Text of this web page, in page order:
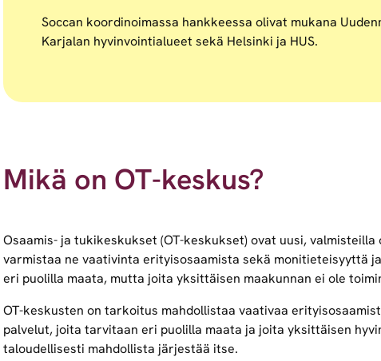
Soccan koordinoimassa hankkeessa olivat mukana
Karjalan hyvinvointialueet sekä Helsinki ja HUS.
Mikä on OT-keskus?
Osaamis- ja tukikeskukset (OT-keskukset) ovat uusi,
varmistaa ne vaativinta erityisosaamista sekä monitieteisyyttä
eri puolilla maata, mutta joita yksittäisen maakunnan ei ole
OT-keskusten on tarkoitus mahdollistaa vaativaa
palvelut, joita tarvitaan eri puolilla maata ja joita yksittäisen
taloudellisesti mahdollista järjestää itse.